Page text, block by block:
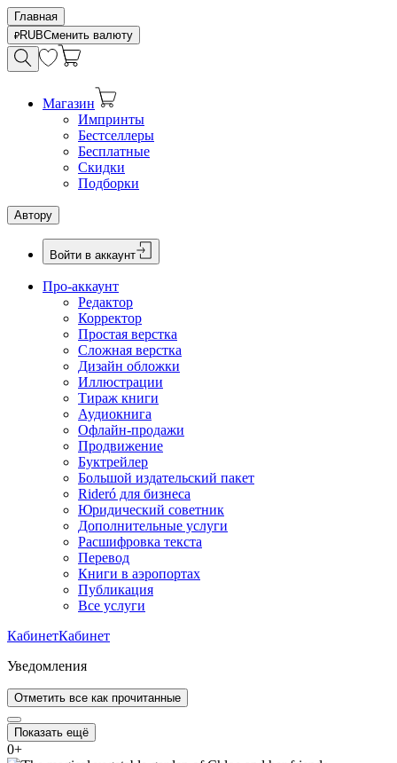
Главная
RUBСменить валюту
Магазин
Импринты
Бестселлеры
Бесплатные
Скидки
Подборки
Автору
Войти в аккаунт
Про-аккаунт
Редактор
Корректор
Простая верстка
Сложная верстка
Дизайн обложки
Иллюстрации
Тираж книги
Аудиокнига
Офлайн-продажи
Продвижение
Буктрейлер
Большой издательский пакет
Rideró для бизнеса
Юридический советник
Дополнительные услуги
Расшифровка текста
Перевод
Книги в аэропортах
Публикация
Все услуги
КабинетКабинет
Уведомления
Отметить все как прочитанные
Показать ещё
0+